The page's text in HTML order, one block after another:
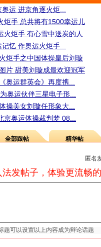
运 进京角逐火炬...
炬手 总共将有1500幸运儿
火炬手 有心雪中送炭的人
忆 作奥运火炬手...
炬手之中国体操皇后刘璇
片 甜美刘璇成最欢迎冠军
奥运群英会》再度携...
奥运伙伴三星电子形...
操美女刘璇任形象大...
奥运体操裁判梦 08...
全部跟帖 精华帖
匿名
发帖子，体验更流畅